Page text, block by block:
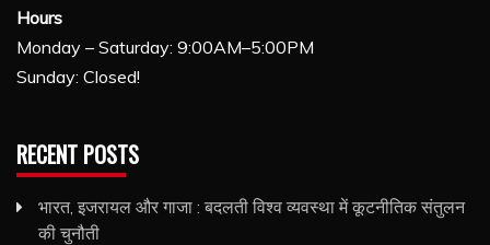
Hours
Monday – Saturday: 9:00AM–5:00PM
Sunday: Closed!
RECENT POSTS
भारत, इजरायल और गाजा : बदलती विश्व व्यवस्था में कूटनीतिक संतुलन
की चुनौती